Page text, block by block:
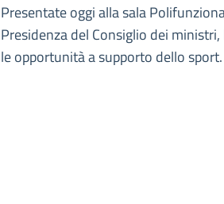
Presentate oggi alla sala
Presidenza del Consiglio dei
le opportunità a supporto dello sport.